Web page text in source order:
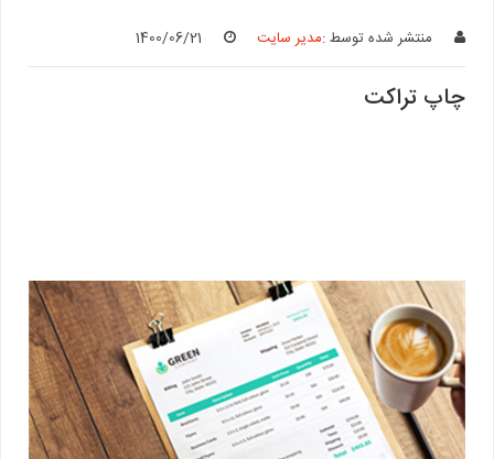
منتشر شده توسط :مدیر سایت 1400/06/21
چاپ تراکت